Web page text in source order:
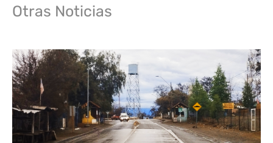
Otras Noticias